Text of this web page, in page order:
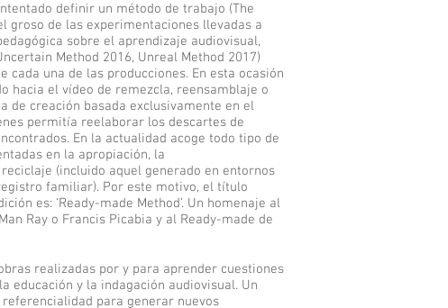
definir un método de trabajo (The
groso de las experimentaciones llevadas a
sobre el aprendizaje audiovisual,
Method 2016, Unreal Method 2017)
cada una de las producciones. En esta ocasión
hacia el vídeo de remezcla, reensamblaje o
de creación basada exclusivamente en el
permitía reelaborar los descartes de
En la actualidad acoge todo tipo de
en la apropiación, la
(incluido aquel generado en entornos
familiar). Por este motivo, el título
es: ‘Ready-made Method’. Un homenaje al
Ray o Francis Picabia y al Ready-made de
realizadas por y para aprender cuestiones
educación y la indagación audiovisual. Un
para generar nuevos